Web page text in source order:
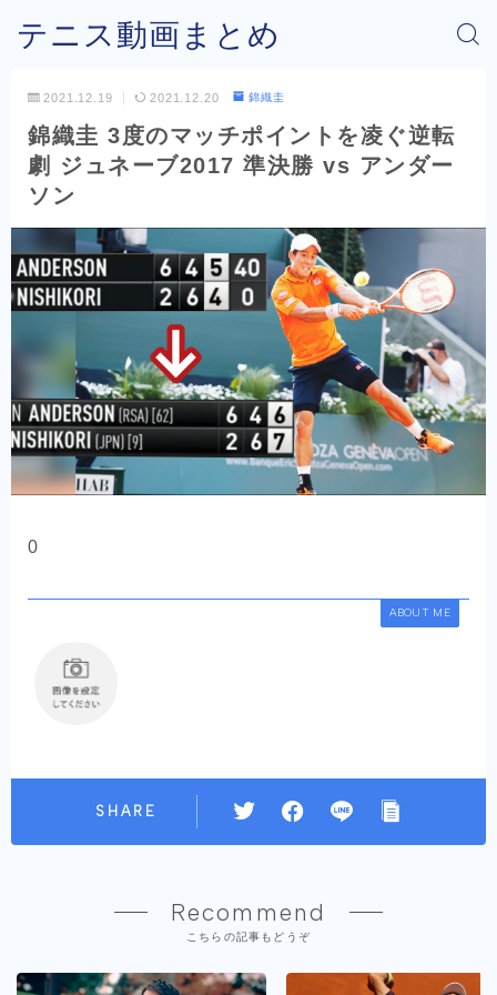
テニス動画まとめ
2021.12.19 2021.12.20 錦織圭
錦織圭 3度のマッチポイントを凌ぐ逆転
劇 ジュネーブ2017 準決勝 vs アンダー
ソン
0
ABOUT ME
SHARE
Recommend
こちらの記事もどうぞ